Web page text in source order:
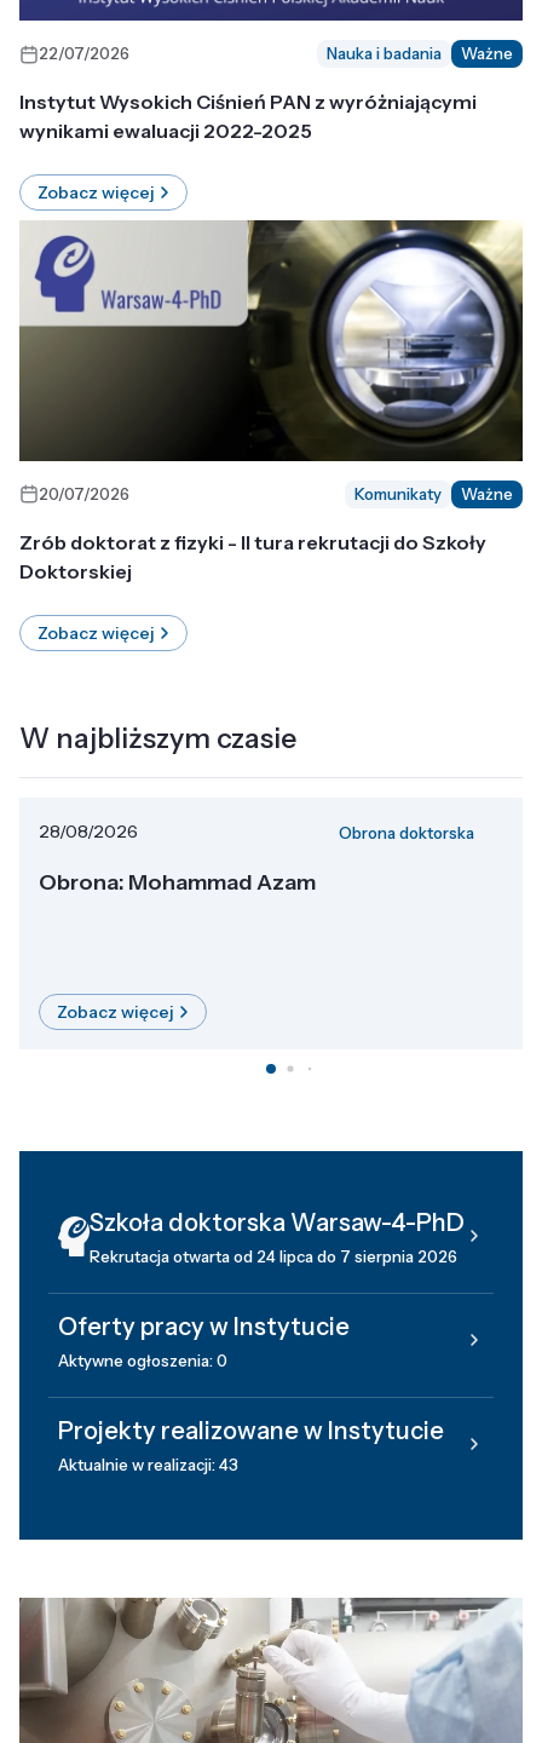
22/07/2026 Nauka i badania Ważne
Instytut Wysokich Ciśnień PAN z wyróżniającymi
wynikami ewaluacji 2022-2025
Zobacz więcej
20/07/2026 Komunikaty Ważne
Zrób doktorat z fizyki - II tura rekrutacji do Szkoły
Doktorskiej
Zobacz więcej
W najbliższym czasie
28/08/2026 Obrona doktorska
Obrona: Mohammad Azam
Zobacz więcej
Szkoła doktorska Warsaw-4-PhD
Rekrutacja otwarta od 24 lipca do 7 sierpnia 2026
Oferty pracy w Instytucie
Aktywne ogłoszenia: 0
Projekty realizowane w Instytucie
Aktualnie w realizacji: 43